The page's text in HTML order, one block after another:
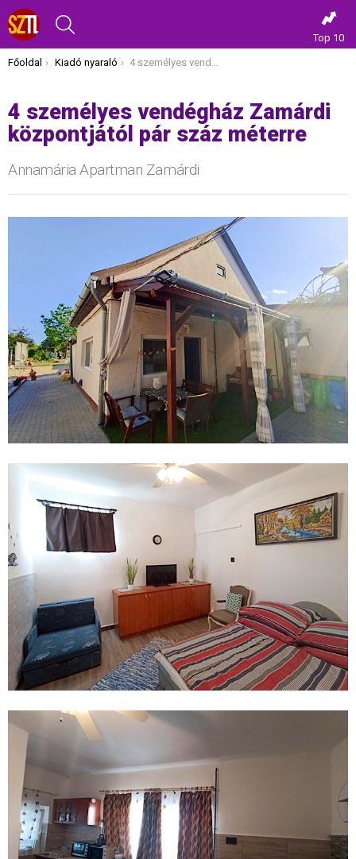
Top 10
Itt vagy most:
Főoldal Kiadó nyaraló 4 személyes vendégház Zamárdi központjától pár száz méterre
4 személyes vendégház Zamárdi
központjától pár száz méterre
Annamária Apartman Zamárdi